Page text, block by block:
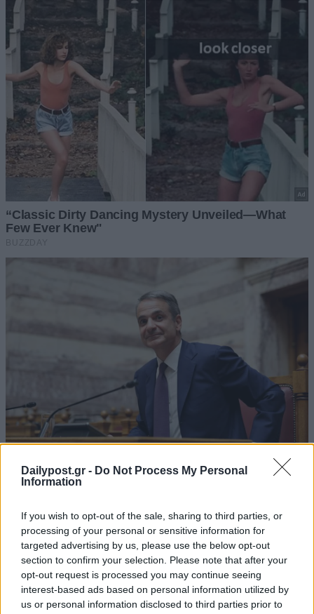
Dailypost.gr - Do Not Process My Personal
Information
If you wish to opt-out of the sale, sharing to third parties, or
processing of your personal or sensitive information for
targeted advertising by us, please use the below opt-out
section to confirm your selection. Please note that after your
opt-out request is processed you may continue seeing
interest-based ads based on personal information utilized by
us or personal information disclosed to third parties prior to
ΜΠΟΡΕΙ ΝΑ ΣΑΣ ΕΝΔΙΑΦΕΡΕΙ